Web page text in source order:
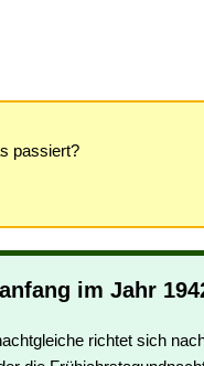
passiert?
im Jahr
richtet sich